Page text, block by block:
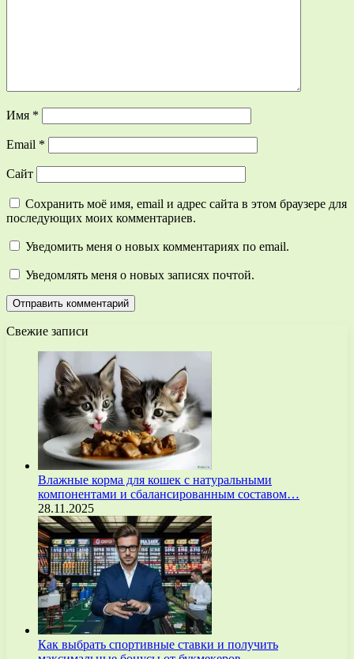
Имя *
Email *
Сайт
Сохранить моё имя, email и адрес сайта в этом браузере для
последующих моих комментариев.
Уведомить меня о новых комментариях по email.
Уведомлять меня о новых записях почтой.
Свежие записи
Влажные корма для кошек с натуральными
компонентами и сбалансированным составом…
28.11.2025
Как выбрать спортивные ставки и получить